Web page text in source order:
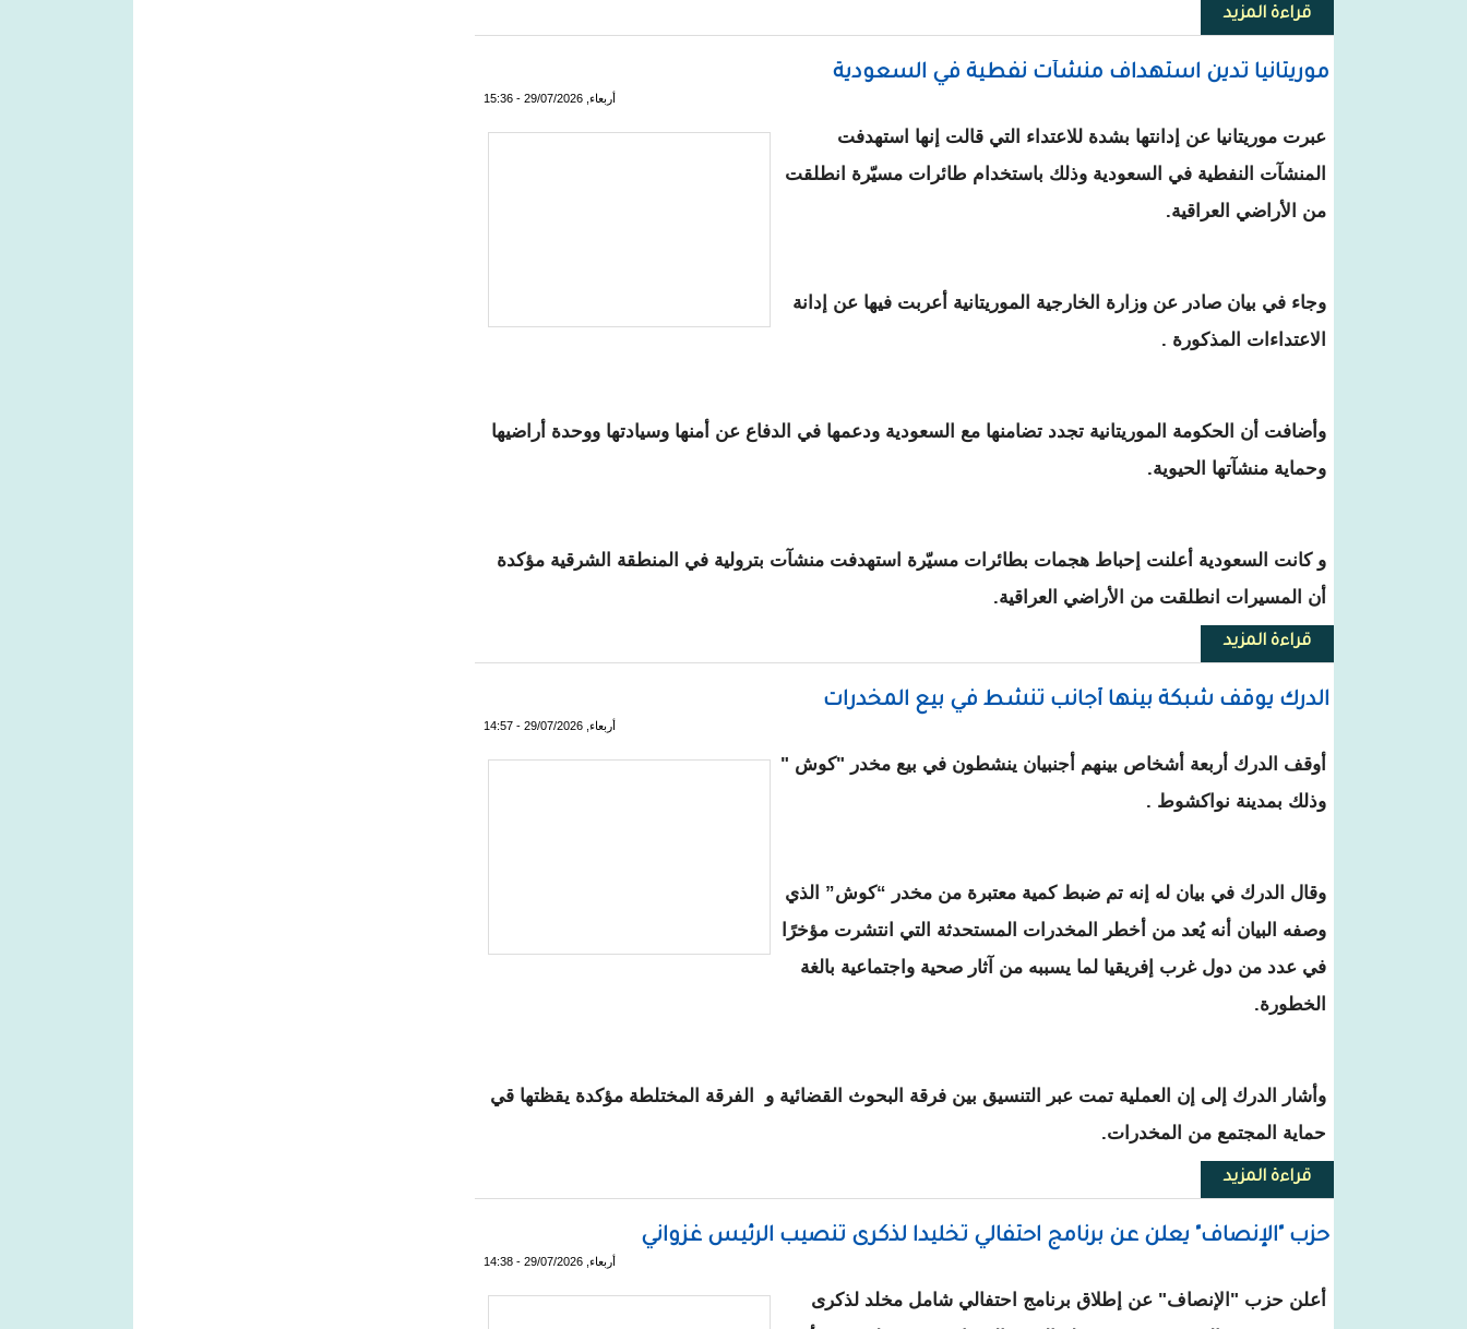
قراءة المزيدحول اللجان الدائمة للجمعية الوطنية تنتخب مكاتبها (أسماء)
موريتانيا تدين استهداف منشآت نفطية في السعودية
أربعاء, 29/07/2026 - 15:36
عبرت موريتانيا عن إدانتها بشدة للاعتداء التي قالت إنها استهدفت
المنشآت النفطية في السعودية وذلك باستخدام طائرات مسيّرة انطلقت
من الأراضي العراقية.
وجاء في بيان صادر عن وزارة الخارجية الموريتانية أعربت فيها عن إدانة
الاعتداءات المذكورة .
وأضافت أن الحكومة الموريتانية تجدد تضامنها مع السعودية ودعمها في الدفاع عن أمنها وسيادتها ووحدة أراضيها
وحماية منشآتها الحيوية.
و كانت السعودية أعلنت إحباط هجمات بطائرات مسيّرة استهدفت منشآت بترولية في المنطقة الشرقية مؤكدة
أن المسيرات انطلقت من الأراضي العراقية.
قراءة المزيدحول موريتانيا تدين استهداف منشآت نفطية في السعودية
الدرك يوقف شبكة بينها أجانب تنشط في بيع المخدرات
أربعاء, 29/07/2026 - 14:57
أوقف الدرك أربعة أشخاص بينهم أجنبيان ينشطون في بيع مخدر "كوش "
وذلك بمدينة نواكشوط .
وقال الدرك في بيان له إنه تم ضبط كمية معتبرة من مخدر “كوش” الذي
وصفه البيان أنه يُعد من أخطر المخدرات المستحدثة التي انتشرت مؤخرًا
في عدد من دول غرب إفريقيا لما يسببه من آثار صحية واجتماعية بالغة
الخطورة.
وأشار الدرك إلى إن العملية تمت عبر التنسيق بين فرقة البحوث القضائية و الفرقة المختلطة مؤكدة يقظتها قي
حماية المجتمع من المخدرات.
قراءة المزيدحول الدرك يوقف شبكة بينها أجانب تنشط في بيع المخدرات
حزب "الإنصاف" يعلن عن برنامج احتفالي تخليدا لذكرى تنصيب الرئيس غزواني
أربعاء, 29/07/2026 - 14:38
أعلن حزب "الإنصاف" عن إطلاق برنامج احتفالي شامل مخلد لذكرى